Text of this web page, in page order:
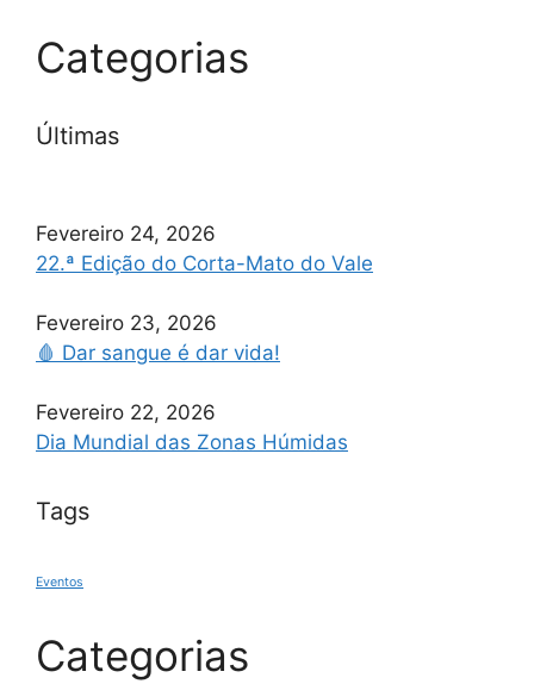
Categorias
Últimas
Fevereiro 24, 2026
22.ª Edição do Corta-Mato do Vale
Fevereiro 23, 2026
🩸 Dar sangue é dar vida!
Fevereiro 22, 2026
Dia Mundial das Zonas Húmidas
Tags
Eventos
Categorias